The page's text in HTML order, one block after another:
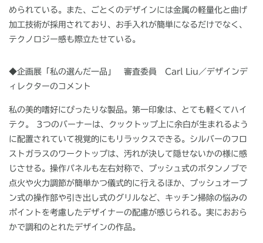
められている。また、ごとくのデザインには金属の軽量化と曲げ
加工技術が採用されており、お手入れが簡単になるだけでなく、
テクノロジー感も際立たせている。
◆企画展「私の選んだ一品」 審査委員 Carl Liu／デザインデ
ィレクターのコメント
私の美的嗜好にぴったりな製品。第一印象は、とても軽くてハイ
テク。
3つのバーナーは、クックトップ上に余白が生まれるよう
に配置されていて視覚的にもリラックスできる。シルバーのフロ
ストガラスのワークトップは、汚れが決して隠せないかの様に感
じさせる。操作パネルも左右対称で、プッシュ式のボタンノブで
点火や火力調節が簡単かつ儀式的に行えるほか、プッシュオープ
ン式の操作部や引き出し式のグリルなど、キッチン掃除の悩みの
ポイントを考慮したデザイナーの配慮が感じられる。実におおら
かで調和のとれたデザインの作品。